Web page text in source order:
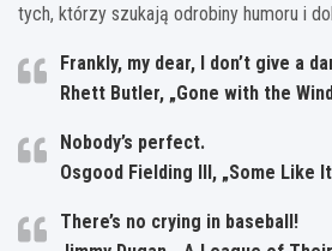
tych, którzy szukają odrobiny humoru i
Frankly, my dear, I don’t give a
Rhett Butler, „Gone with the
Nobody’s perfect.
Osgood Fielding III, „Some Like
There’s no crying in baseball!